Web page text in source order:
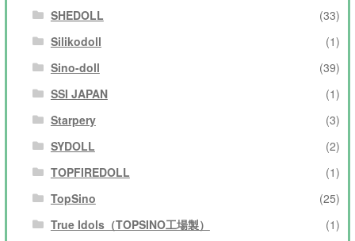
SHEDOLL
(33)
Silikodoll
(1)
Sino-doll
(39)
SSI JAPAN
(1)
Starpery
(3)
SYDOLL
(2)
TOPFIREDOLL
(1)
TopSino
(25)
True Idols（TOPSINO工場製）
(1)